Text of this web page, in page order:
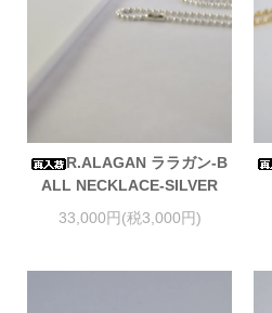
R.ALAGAN ララガン-B
ALL NECKLACE-SILVER
33,000円(税3,000円)